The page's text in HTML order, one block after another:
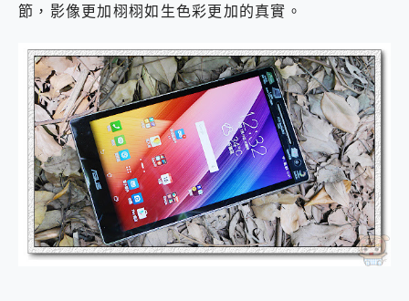
節，影像更加栩栩如生色彩更加的真實。